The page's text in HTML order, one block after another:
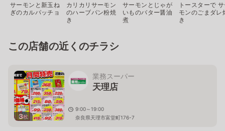
サーモンと新玉ね
ぎのカルパッチョ
カリカリサーモン
のハーブパン粉焼
き
サーモンとじゃが
いものバター醤油
煮
トースターで
モンのごまダレ
き
この店舗の近くのチラシ
3枚
業務スーパー
天理店
9:00～19:00
奈良県天理市富堂町176-7